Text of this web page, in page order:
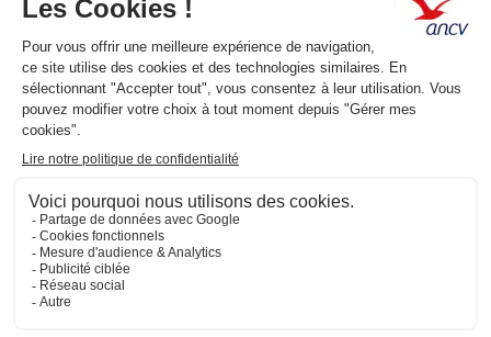
Nos produits
Les Chèques-Vacances
Présentation de l’ANCV
Nos valeurs
Actualités
FAQ
Contactez-nous
Informations